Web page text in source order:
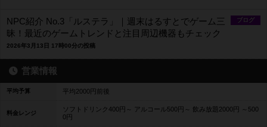
ブログ
NPC紹介 No.3「ルステラ」｜週末はるすとでゲーム三
昧！最近のゲームトレンドと注目周辺機器もチェック
2026年3月13日 17時00分の投稿
営業情報
平均予算 平均2000円前後
料金レンジ
ソフトドリンク400円～ アルコール500円～ 飲み放題2000円 ～500
0円